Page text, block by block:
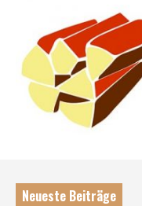
Neueste Beiträge